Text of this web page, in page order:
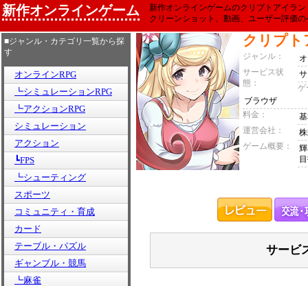
新作オンラインゲーム
新作オンラインゲームのクリプトアイラ
クリーンショット、動画、ユーザー評価
■ジャンル・カテゴリ一覧から探
す
オンラインRPG
┗シミュレーションRPG
┗アクションRPG
シミュレーション
アクション
┗FPS
┗シューティング
スポーツ
コミュニティ・育成
カード
テーブル・パズル
ギャンブル・競馬
┗麻雀
クリプ
ジャンル：
サービス状
態：
ゲ
ブラウザ
料金：
運営会社：
ゲーム概要：
サービ